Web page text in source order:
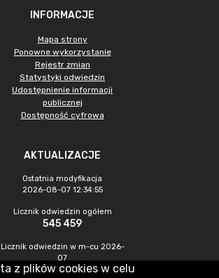
INFORMACJE
Mapa strony
Ponowne wykorzystanie
Rejestr zmian
Statystyki odwiedzin
Udostępnienie informacji
publicznej
Dostępność cyfrowa
AKTUALIZACJE
Ostatnia modyfikacja
2026-08-07 12:34:55
Licznik odwiedzin ogółem
545 459
Licznik odwiedzin w m-cu 2026-
07
1 475
z plików cookies w celu